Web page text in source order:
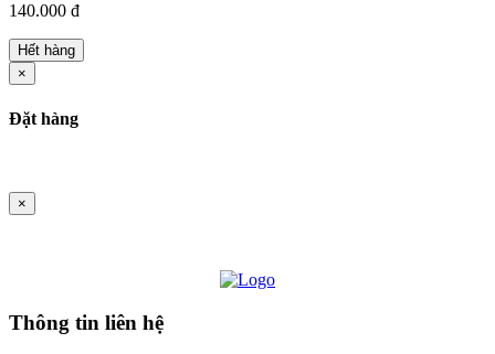
140.000 đ
Hết hàng
×
Đặt hàng
×
Thông tin liên hệ